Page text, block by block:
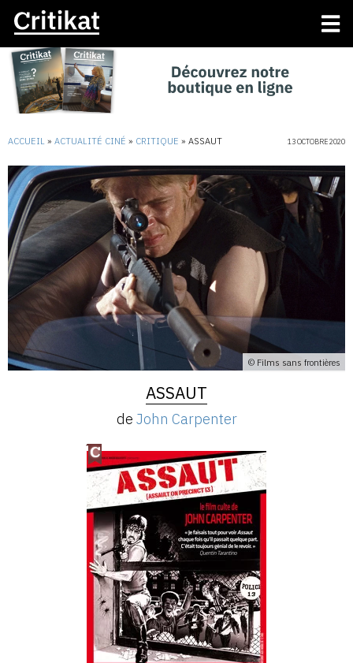
ACCUEIL » ACTUALITÉ CINÉ » CRITIQUE » ASSAUT 13 OCTOBRE 2020
© Films sans frontières
ASSAUT
de John Carpenter